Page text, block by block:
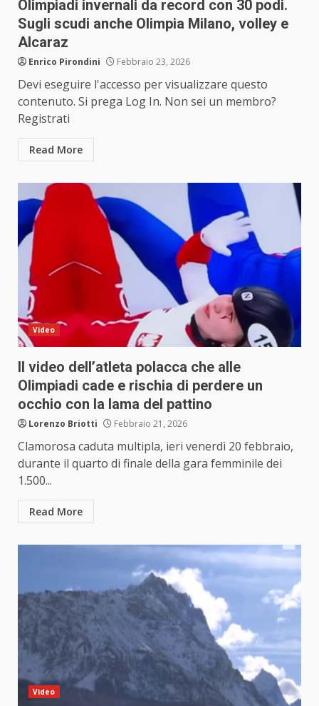
Olimpiadi invernali da record con 30 podi.
Sugli scudi anche Olimpia Milano, volley e
Alcaraz
Enrico Pirondini Febbraio 23, 2026
Devi eseguire l'accesso per visualizzare questo
contenuto. Si prega Log In. Non sei un membro?
Registrati
Read More
Video
Il video dell’atleta polacca che alle
Olimpiadi cade e rischia di perdere un
occhio con la lama del pattino
Lorenzo Briotti Febbraio 21, 2026
Clamorosa caduta multipla, ieri venerdì 20 febbraio,
durante il quarto di finale della gara femminile dei
1.500...
Read More
Video